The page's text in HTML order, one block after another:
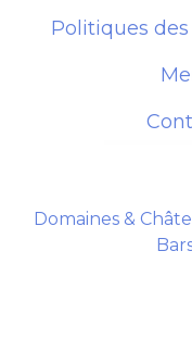
Politiques
Domaines &